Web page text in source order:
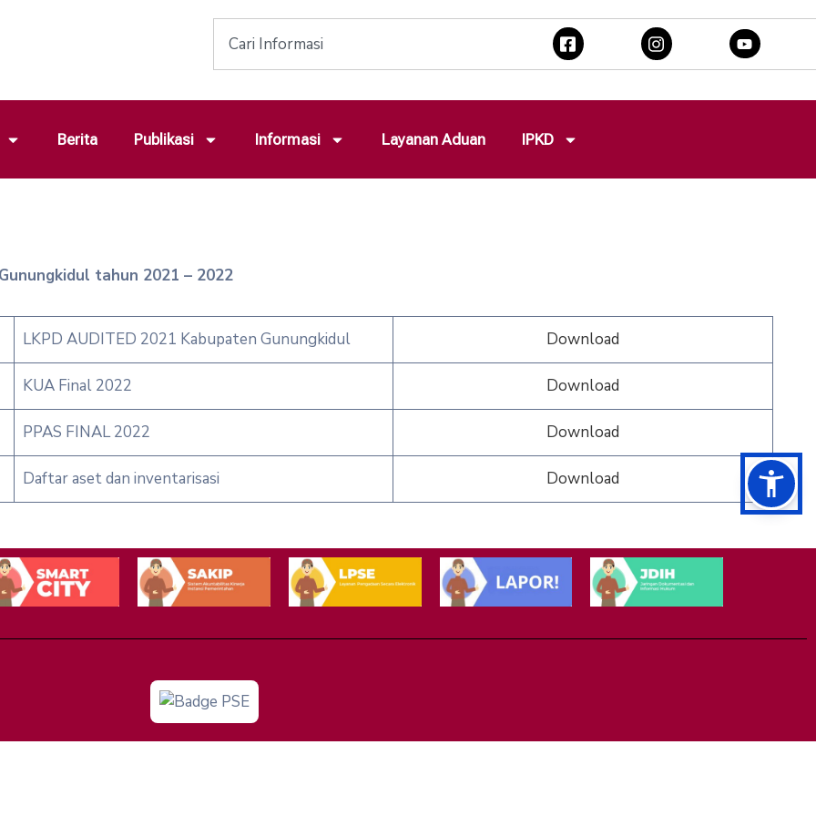
Berita Publikasi Informasi Layanan Aduan IPKD
tahun 2021 – 2022
LKPD AUDITED 2021 Kabupaten Gunungkidul Download
KUA Final 2022 Download
PPAS FINAL 2022 Download
Daftar aset dan inventarisasi Download